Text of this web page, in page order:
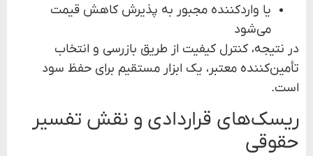
یا واردکننده مجبور به پذیرش کاهش قیمت
می‌شود
در نتیجه، کنترل کیفیت از طریق بازرسی و انتخاب
تأمین‌کننده معتبر، یک ابزار مستقیم برای حفظ سود
است.
ریسک‌های قراردادی و نقش تفسیر
حقوقی